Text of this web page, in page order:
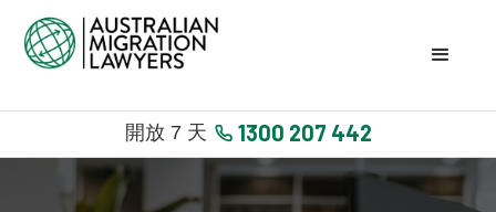
開放 7 天 1300 207 442